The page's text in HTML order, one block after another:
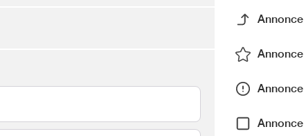
Annonce
Annonce
Annonce